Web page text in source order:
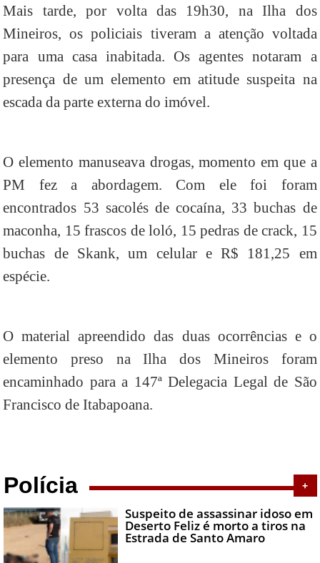
Mais tarde, por volta das 19h30, na Ilha dos
Mineiros, os policiais tiveram a atenção voltada
para uma casa inabitada. Os agentes notaram a
presença de um elemento em atitude suspeita na
escada da parte externa do imóvel.
O elemento manuseava drogas, momento em que a
PM fez a abordagem. Com ele foi foram
encontrados 53 sacolés de cocaína, 33 buchas de
maconha, 15 frascos de loló, 15 pedras de crack, 15
buchas de Skank, um celular e R$ 181,25 em
espécie.
O material apreendido das duas ocorrências e o
elemento preso na Ilha dos Mineiros foram
encaminhado para a 147ª Delegacia Legal de São
Francisco de Itabapoana.
Polícia +
Suspeito de assassinar idoso em
Deserto Feliz é morto a tiros na
Estrada de Santo Amaro